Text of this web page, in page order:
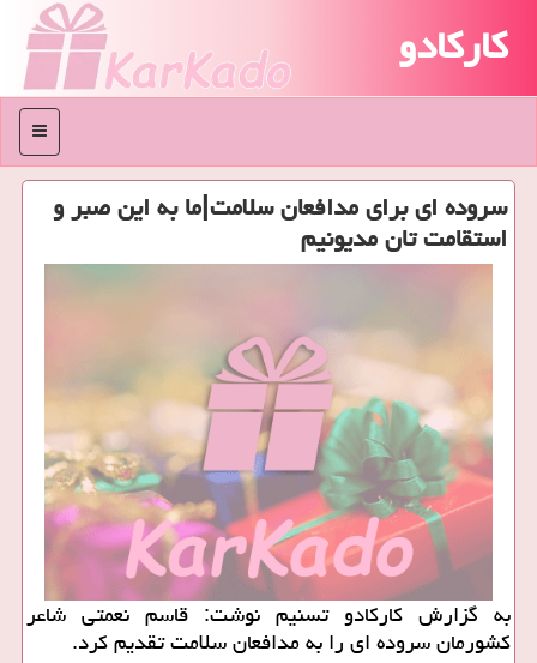
کارکادو
منو
سروده ای برای مدافعان سلامت|ما به این صبر و
استقامت تان مدیونیم
به گزارش كاركادو تسنیم نوشت: قاسم نعمتی شاعر
كشورمان سروده ای را به مدافعان سلامت تقدیم كرد.